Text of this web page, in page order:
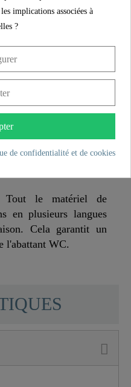
de WC est
et assure une
salle de bains.
: Grâce à sa taille
O, le siège de WC
de WC courantes
plus de détails sur
le matériel de
en plusieurs langues
Cela garantit un
l'abattant WC.
Duroplast
implications associées à
?
de confidentialité et de cookies